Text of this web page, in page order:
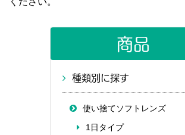
商品
種類別に探す
使い捨てソフトレンズ
1日タイプ